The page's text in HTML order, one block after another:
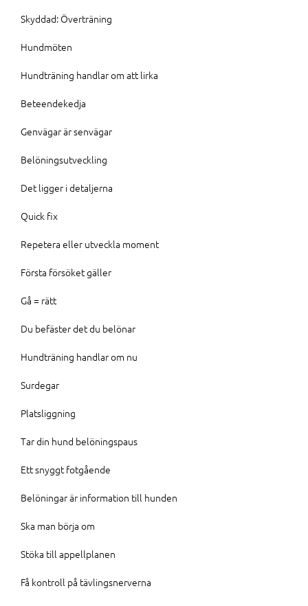
Skyddad: Överträning
Hundmöten
Hundträning handlar om att lirka
Beteendekedja
Genvägar är senvägar
Belöningsutveckling
Det ligger i detaljerna
Quick fix
Repetera eller utveckla moment
Första försöket gäller
Gå = rätt
Du befäster det du belönar
Hundträning handlar om nu
Surdegar
Platsliggning
Tar din hund belöningspaus
Ett snyggt fotgående
Belöningar är information till hunden
Ska man börja om
Stöka till appellplanen
Få kontroll på tävlingsnerverna